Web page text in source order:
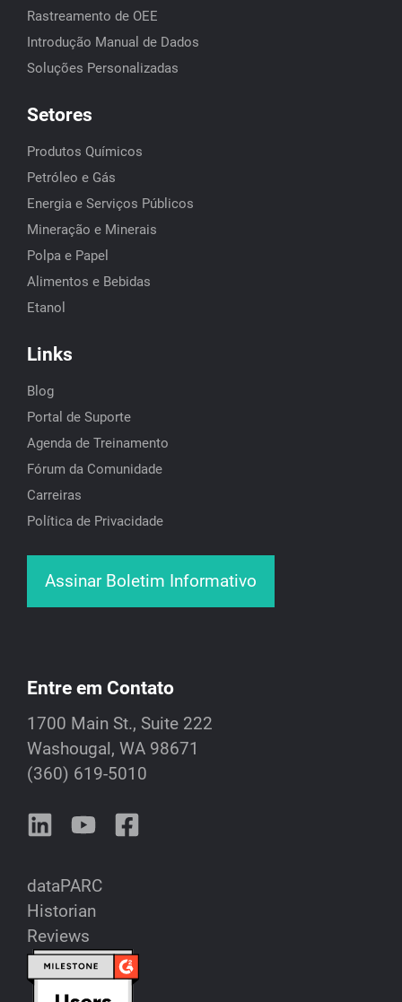
Entre em Contato
1700 Main St., Suite 222
Washougal, WA 98671
(360) 619-5010
dataPARC
Historian
Reviews
Rastreamento de OEE
Introdução Manual de Dados
Soluções Personalizadas
Setores
Produtos Químicos
Petróleo e Gás
Energia e Serviços Públicos
Mineração e Minerais
Polpa e Papel
Alimentos e Bebidas
Etanol
Links
Blog
Portal de Suporte
Agenda de Treinamento
Fórum da Comunidade
Carreiras
Política de Privacidade
Assinar Boletim Informativo